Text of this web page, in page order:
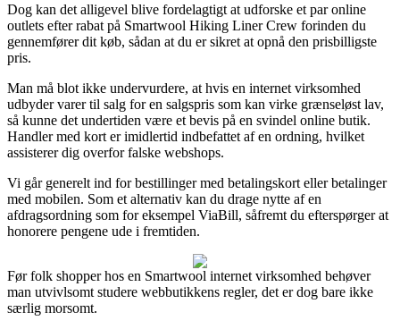
Dog kan det alligevel blive fordelagtigt at udforske et par online
outlets efter rabat på Smartwool Hiking Liner Crew forinden du
gennemfører dit køb, sådan at du er sikret at opnå den prisbilligste
pris.
Man må blot ikke undervurdere, at hvis en internet virksomhed
udbyder varer til salg for en salgspris som kan virke grænseløst lav,
så kunne det undertiden være et bevis på en svindel online butik.
Handler med kort er imidlertid indbefattet af en ordning, hvilket
assisterer dig overfor falske webshops.
Vi går generelt ind for bestillinger med betalingskort eller betalinger
med mobilen. Som et alternativ kan du drage nytte af en
afdragsordning som for eksempel ViaBill, såfremt du efterspørger at
honorere pengene ude i fremtiden.
Før folk shopper hos en Smartwool internet virksomhed behøver
man utvivlsomt studere webbutikkens regler, det er dog bare ikke
særlig morsomt.